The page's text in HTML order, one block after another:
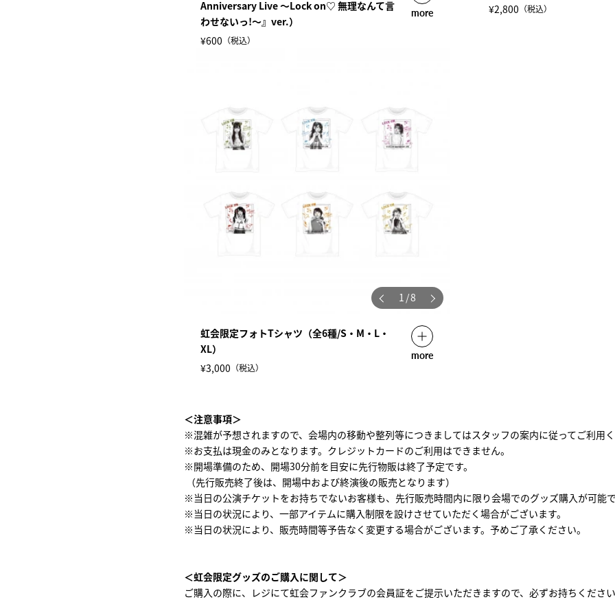
Anniversary Live ～Lock on♡ 無理なんて言
わせないっ!～』ver.）
¥600 （税込）
more ¥2,800 （税込）
1 /8
虹会限定フォトTシャツ（全6種/S・M・L・
XL）
¥3,000 （税込）
more
＜注意事項＞
※混雑が予想されますので、会場内の移動や整列等につきましてはスタッフの案内に従ってご利用
※お支払は現金のみとなります。クレジットカードのご利用はできません。
※開場準備のため、開場30分前を目安に先行物販は終了予定です。
（先行販売終了後は、開場中および終演後の販売となります）
※当日の公演チケットをお持ちでないお客様も、先行販売時間内に限り会場でのグッズ購入が可能
※当日の状況により、一部アイテムに購入制限を設けさせていただく場合がございます。
※当日の状況により、販売時間等予告なく変更する場合がございます。予めご了承ください。
＜虹会限定グッズのご購入に関して＞
ご購入の際に、レジにて虹会ファンクラブの会員証をご提示いただきますので、必ずお持ちくださ